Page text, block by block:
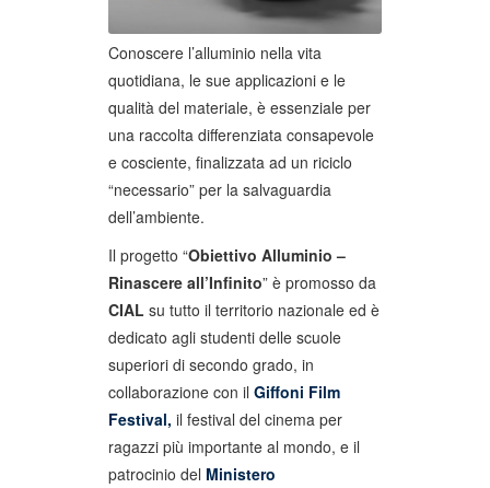
Conoscere l’alluminio nella vita
quotidiana, le sue applicazioni e le
qualità del materiale, è essenziale per
una raccolta differenziata consapevole
e cosciente, finalizzata ad un riciclo
“necessario” per la salvaguardia
dell’ambiente.
Il progetto “Obiettivo Alluminio –
Rinascere all’Infinito” è promosso da
CIAL su tutto il territorio nazionale ed è
dedicato agli studenti delle scuole
superiori di secondo grado, in
collaborazione con il Giffoni Film
Festival, il festival del cinema per
ragazzi più importante al mondo, e il
patrocinio del Ministero